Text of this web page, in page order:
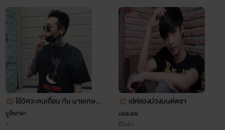
ไอ้วิศวะคนเถื่อน กับ นายเกษตร
ตัวร้าย
ยูฟี่ฟาฟ่า
Y
เล่ห์ลวงบ่วงมนต์ตรา
เฌอเอม
อีโรติก